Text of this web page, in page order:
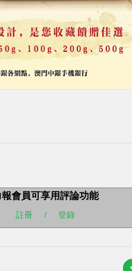
會員可享用評論功能
註冊 / 登錄